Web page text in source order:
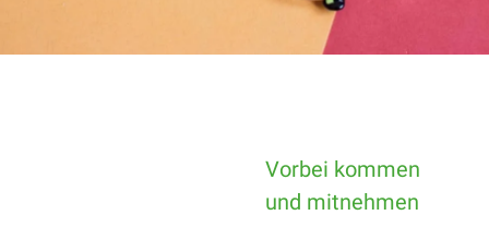
Vorbei kommen
und mitnehmen